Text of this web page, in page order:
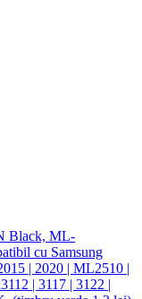
Black, ML-
cu Samsung
| 2020 | ML2510 |
| 3117 | 3122 |